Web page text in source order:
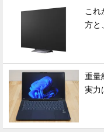
これ
方と
重量
実力